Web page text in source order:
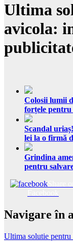
Ultima
avicola:
Colosii lumii
forțele pentru
Scandal
lei la o firmă
Grindina
pentru
Navigare în
Ultima solutie